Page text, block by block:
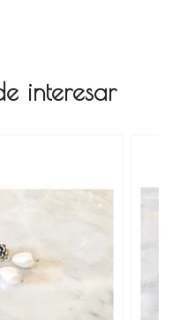
interesar